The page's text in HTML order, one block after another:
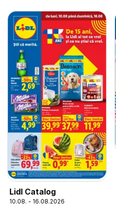
Lidl Catalog
10.08. - 16.08.2026